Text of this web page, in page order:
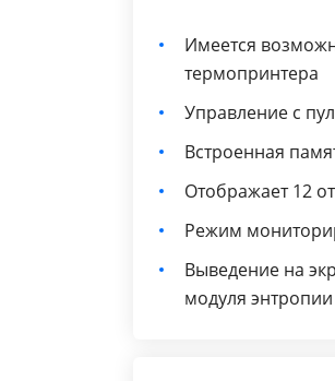
Имеется
термопринтера
Управление с
Встроенная
Отображает 12
Режим
Выведение на
модуля